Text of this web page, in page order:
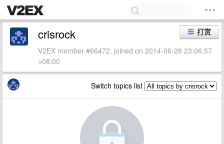
打赏
crisrock
V2EX member #66472, joined on 2014-06-28 23:06:57
+08:00
Switch topics list